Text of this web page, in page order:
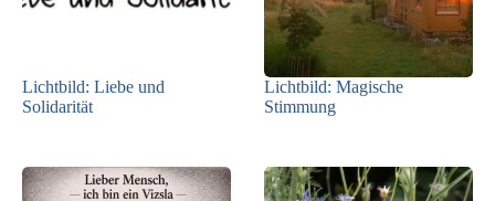
Lichtbild: Liebe und
Solidarität
Lichtbild: Magische
Stimmung